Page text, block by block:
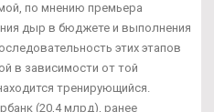
по мнению премьера
дыр в бюджете и выполнения
этих этапов
в зависимости от той
тренирующийся.
(20,4 млрд), ранее